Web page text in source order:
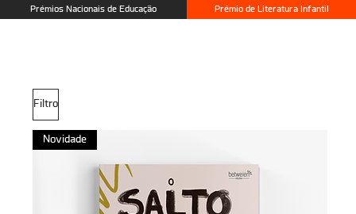
Prémios Nacionais de Educação Prémio de Literatura Infantil
Filtro
Novidade